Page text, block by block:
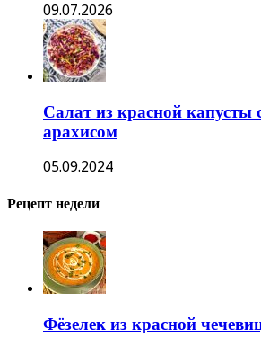
09.07.2026
Салат из красной капусты
арахисом
05.09.2024
Рецепт недели
Фёзелек из красной